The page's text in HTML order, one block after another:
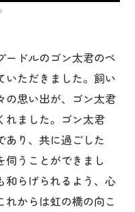
ードルのゴン太君のペ
いただきました。飼い
の思い出が、ゴン太君
れました。ゴン太君
あり、共に過ごした
伺うことができまし
和らげられるよう、心
れからは虹の橋の向こ